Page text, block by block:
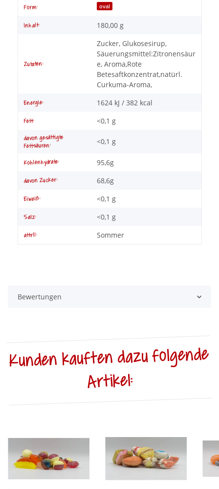
Form: oval
Inhalt: 180,00 g
Zutaten:
Zucker, Glukosesirup,
Säuerungsmittel:Zitronensäur
e, Aroma,Rote
Betesaftkonzentrat,natürl.
Curkuma-Aroma,
Energie: 1624 kJ / 382 kcal
Fett: <0,1 g
davon gesättigte
Fettsäuren:
<0,1 g
Kohlenhydrate: 95,6g
davon Zucker: 68,6g
Eiweiß: <0,1 g
Salz: <0,1 g
attr11: Sommer
Bewertungen
Kunden kauften dazu folgende
Artikel: